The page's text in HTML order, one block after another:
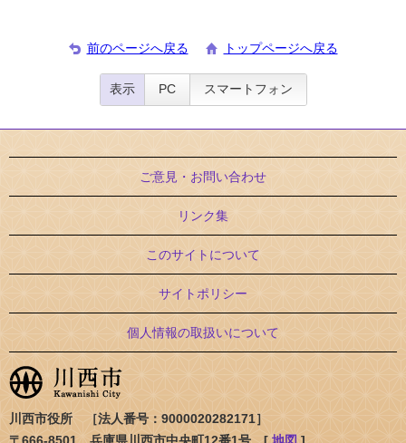
前のページへ戻る トップページへ戻る
表示 PC スマートフォン
ご意見・お問い合わせ
リンク集
このサイトについて
サイトポリシー
個人情報の取扱いについて
川西市役所 ［法人番号：9000020282171］